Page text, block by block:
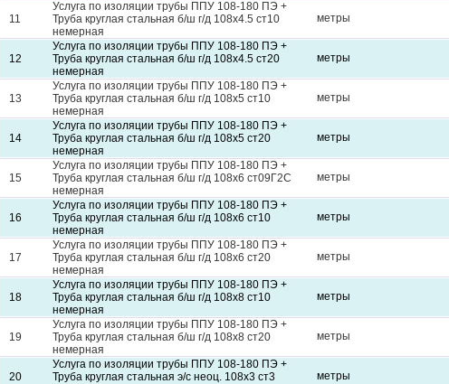
11
Услуга по изоляции трубы ППУ 108-180 ПЭ +
Труба круглая стальная б/ш г/д 108х4.5 ст10
немерная
метры
12
Услуга по изоляции трубы ППУ 108-180 ПЭ +
Труба круглая стальная б/ш г/д 108х4.5 ст20
немерная
метры
13
Услуга по изоляции трубы ППУ 108-180 ПЭ +
Труба круглая стальная б/ш г/д 108х5 ст10
немерная
метры
14
Услуга по изоляции трубы ППУ 108-180 ПЭ +
Труба круглая стальная б/ш г/д 108х5 ст20
немерная
метры
15
Услуга по изоляции трубы ППУ 108-180 ПЭ +
Труба круглая стальная б/ш г/д 108х6 ст09Г2С
немерная
метры
16
Услуга по изоляции трубы ППУ 108-180 ПЭ +
Труба круглая стальная б/ш г/д 108х6 ст10
немерная
метры
17
Услуга по изоляции трубы ППУ 108-180 ПЭ +
Труба круглая стальная б/ш г/д 108х6 ст20
немерная
метры
18
Услуга по изоляции трубы ППУ 108-180 ПЭ +
Труба круглая стальная б/ш г/д 108х8 ст10
немерная
метры
19
Услуга по изоляции трубы ППУ 108-180 ПЭ +
Труба круглая стальная б/ш г/д 108х8 ст20
немерная
метры
20
Услуга по изоляции трубы ППУ 108-180 ПЭ +
Труба круглая стальная э/с неоц. 108х3 ст3
метры